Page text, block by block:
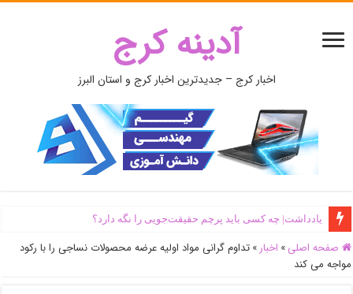
آدینه کرج
اخبار کرج – جدیدترین اخبار کرج و استان البرز
یادداشت| ‌چه کسی باید پرچم حقیقت‌جویی را نگه دارد؟
صفحه اصلی » اخبار » تداوم گرانی مواد اولیه عرضه محصولات نساجی را با رکود
مواجه می کند